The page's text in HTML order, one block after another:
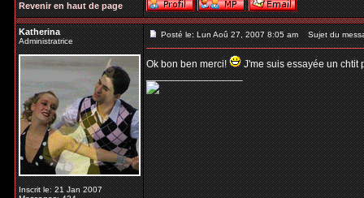
Revenir en haut de page
Katherina
Administratrice
Inscrit le: 21 Jan 2007
Posté le: Lun Aoû 27, 2007 8:05 am Sujet du
Ok bon ben merci!
J'me suis essayée un chtit
_________________